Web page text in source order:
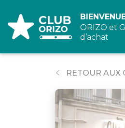
ORIZO et
d’achat
RETOUR AUX